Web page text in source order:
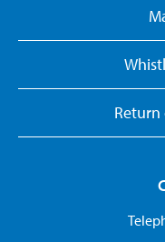
Return